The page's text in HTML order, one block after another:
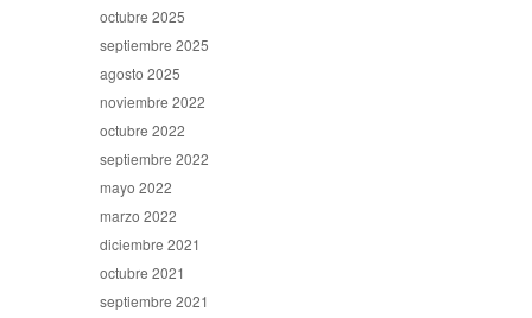
octubre 2025
septiembre 2025
agosto 2025
noviembre 2022
octubre 2022
septiembre 2022
mayo 2022
marzo 2022
diciembre 2021
octubre 2021
septiembre 2021